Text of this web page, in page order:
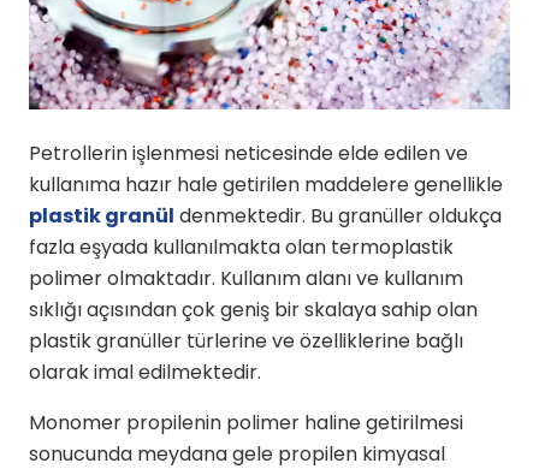
Petrollerin işlenmesi neticesinde elde edilen ve
kullanıma hazır hale getirilen maddelere genellikle
plastik granül denmektedir. Bu granüller oldukça
fazla eşyada kullanılmakta olan termoplastik
polimer olmaktadır. Kullanım alanı ve kullanım
sıklığı açısından çok geniş bir skalaya sahip olan
plastik granüller türlerine ve özelliklerine bağlı
olarak imal edilmektedir.
Monomer propilenin polimer haline getirilmesi
sonucunda meydana gele propilen kimyasal